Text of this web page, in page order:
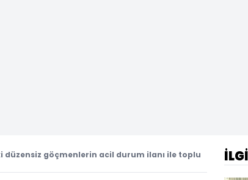
düzensiz göçmenlerin acil durum ilanı ile toplu